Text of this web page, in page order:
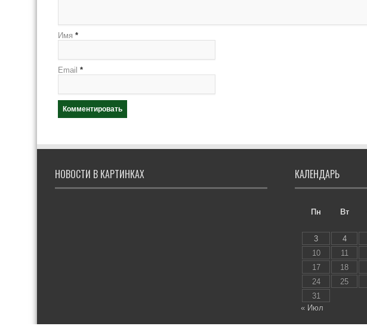
Имя *
Email *
НОВОСТИ В КАРТИНКАХ КАЛЕНДАРЬ
Пн
Вт
3
4
10
11
17
18
24
25
31
« Июл